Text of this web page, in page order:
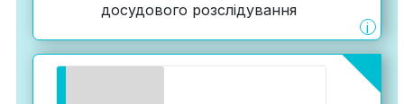
досудового розслідування
i